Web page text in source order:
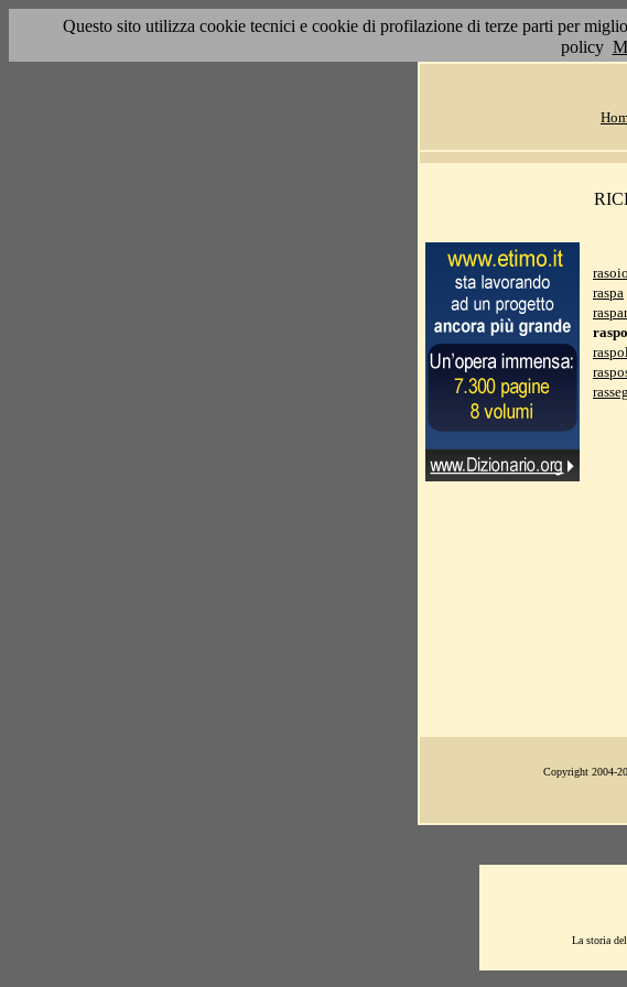
Questo sito utilizza cookie tecnici e cookie di profilazione di terze parti per
policy
rasoio
raspa
raspo
Copyright 2004-
La storia